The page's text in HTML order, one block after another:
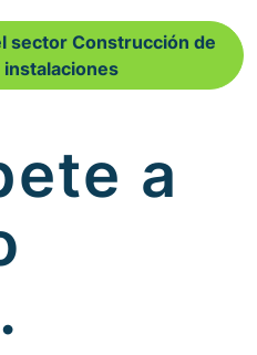
sector Construcción de
instalaciones
a